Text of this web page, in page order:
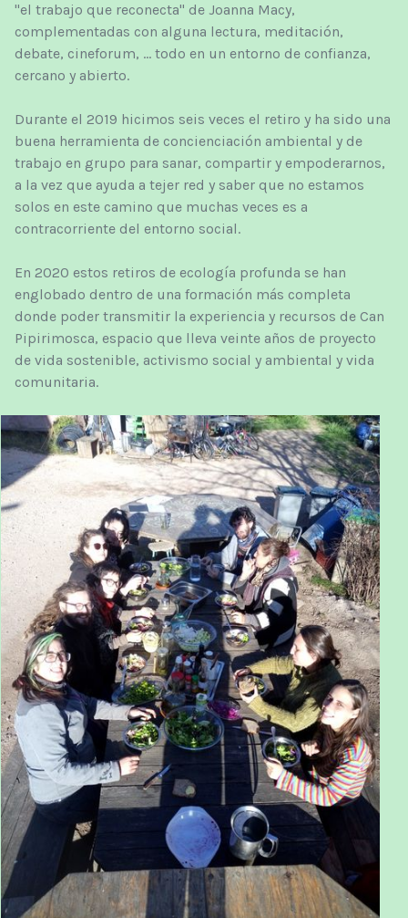
"el trabajo que reconecta" de Joanna Macy,
complementadas con alguna lectura, meditación,
debate, cineforum, ... todo en un entorno de confianza,
cercano y abierto.
Durante el 2019 hicimos seis veces el retiro y ha sido una
buena herramienta de concienciación ambiental y de
trabajo en grupo para sanar, compartir y empoderarnos,
a la vez que ayuda a tejer red y saber que no estamos
solos en este camino que muchas veces es a
contracorriente del entorno social.
En 2020 estos retiros de ecología profunda se han
englobado dentro de una formación más completa
donde poder transmitir la experiencia y recursos de Can
Pipirimosca, espacio que lleva veinte años de proyecto
de vida sostenible, activismo social y ambiental y vida
comunitaria.